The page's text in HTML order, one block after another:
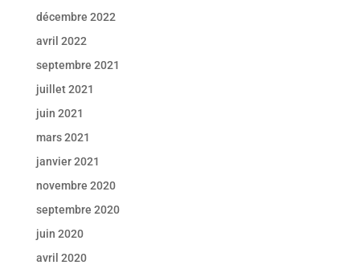
décembre 2022
avril 2022
septembre 2021
juillet 2021
juin 2021
mars 2021
janvier 2021
novembre 2020
septembre 2020
juin 2020
avril 2020